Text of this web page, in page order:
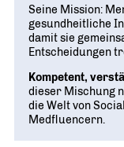
Seine Mission:
gesundheitliche
damit sie
Entscheidungen
Kompetent,
dieser Mischung
die Welt von
Medfluencern.